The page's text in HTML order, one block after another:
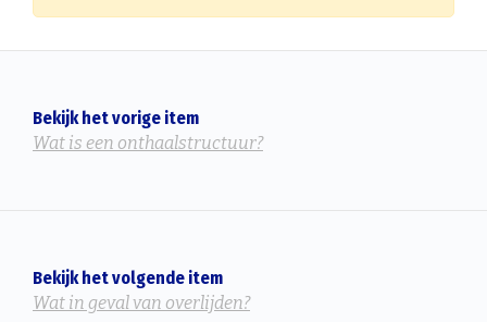
Bekijk het vorige item
Wat is een onthaalstructuur?
Bekijk het volgende item
Wat in geval van overlijden?